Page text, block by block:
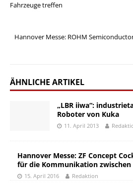
Fahrzeuge treffen
Hannover Messe: ROHM
ÄHNLICHE ARTIKEL
„LBR iiwa“:
Roboter von Kuka
11. April 2013
Hannover Messe: ZF Concept
für die Kommunikation zwischen
15. April 2016 Redaktion